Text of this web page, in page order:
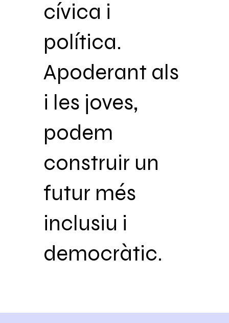
cívica i
política.
Apoderant als
i les joves,
podem
construir un
futur més
inclusiu i
democràtic.